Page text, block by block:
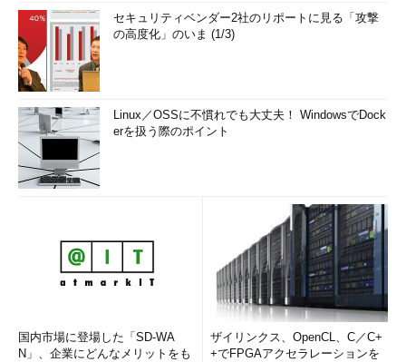
セキュリティベンダー2社のリポートに見る「攻撃
の高度化」のいま (1/3)
Linux／OSSに不慣れでも大丈夫！ WindowsでDock
erを扱う際のポイント
国内市場に登場した「SD-WA
N」、企業にどんなメリットをも
ザイリンクス、OpenCL、C／C+
+でFPGAアクセラレーションを